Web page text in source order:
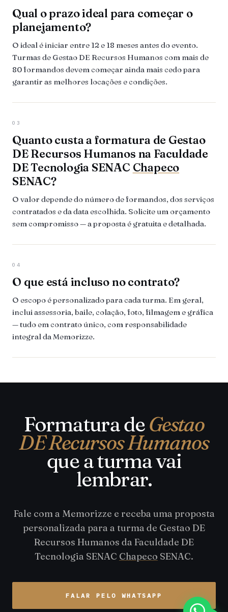
Qual o prazo ideal para começar o
planejamento?
O ideal é iniciar entre 12 e 18 meses antes do evento.
Turmas de Gestao DE Recursos Humanos com mais de
80 formandos devem começar ainda mais cedo para
garantir as melhores locações e condições.
03
Quanto custa a formatura de Gestao
DE Recursos Humanos na Faculdade
DE Tecnologia SENAC Chapeco
SENAC?
O valor depende do número de formandos, dos serviços
contratados e da data escolhida. Solicite um orçamento
sem compromisso — a proposta é gratuita e detalhada.
04
O que está incluso no contrato?
O escopo é personalizado para cada turma. Em geral,
inclui assessoria, baile, colação, foto, filmagem e gráfica
— tudo em contrato único, com responsabilidade
integral da Memorizze.
Formatura deGestao
DE Recursos Humanos
que a turma vai
lembrar.
Fale com a Memorizze e receba uma proposta
personalizada para a turma de Gestao DE
Recursos Humanos da Faculdade DE
Tecnologia SENAC Chapeco SENAC.
FALAR PELO WHATSAPP